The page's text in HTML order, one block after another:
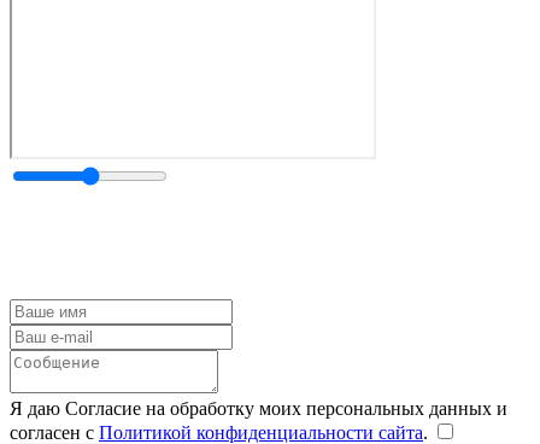
Я даю Согласие на обработку моих персональных данных и
согласен с Политикой конфиденциальности сайта.